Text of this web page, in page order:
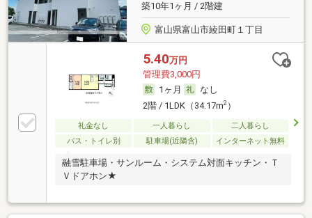
築10年1ヶ月 / 2階建
富山県富山市綾田町１丁目
5.40万円
管理費3,000円
1ヶ月
なし
2階 / 1LDK（34.17m2）
礼金なし 一人暮らし
二人暮らし
バス・トイレ別
駐車場(近隣含) インターネット無料
融雪駐車場・サンルーム・システム対面キッチン・Ｔ
Ｖドアホン★